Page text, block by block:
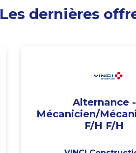
Les dernières
Alternance -
Mécanicien/
F/H F/H